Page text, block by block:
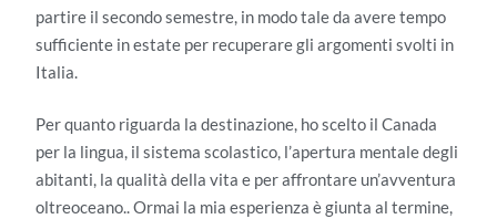
partire il secondo semestre, in modo tale da avere tempo
sufficiente in estate per recuperare gli argomenti svolti in
Italia.
Per quanto riguarda la destinazione, ho scelto il Canada
per la lingua, il sistema scolastico, l’apertura mentale degli
abitanti, la qualità della vita e per affrontare un’avventura
oltreoceano.. Ormai la mia esperienza è giunta al termine,